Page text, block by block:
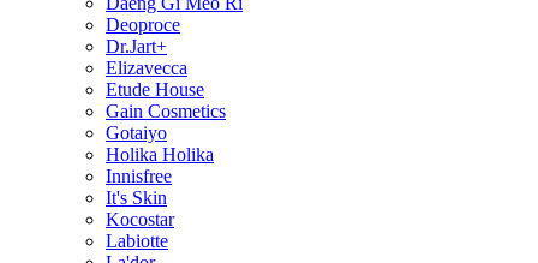
Deoproce
Dr.Jart+
Elizavecca
Etude House
Gain Cosmetics
Gotaiyo
Holika Holika
Innisfree
It's Skin
Kocostar
Labiotte